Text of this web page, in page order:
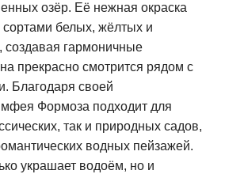
озёр. Её нежная окраска
сортами белых, жёлтых и
гармоничные
прекрасно смотрится рядом с
Благодаря своей
Формоза подходит для
так и природных садов,
водных пейзажей.
украшает водоём, но и